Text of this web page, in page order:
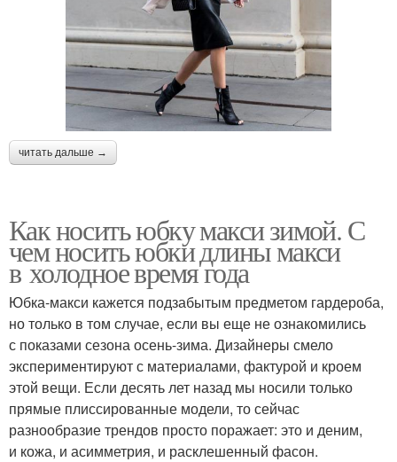
читать дальше →
Как носить юбку макси зимой. С
чем носить юбки длины макси
в холодное время года
Юбка-макси кажется подзабытым предметом гардероба,
но только в том случае, если вы еще не ознакомились
с показами сезона осень-зима. Дизайнеры смело
экспериментируют с материалами, фактурой и кроем
этой вещи. Если десять лет назад мы носили только
прямые плиссированные модели, то сейчас
разнообразие трендов просто поражает: это и деним,
и кожа, и асимметрия, и расклешенный фасон.